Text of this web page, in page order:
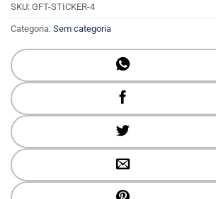
SKU: GFT-STICKER-4
Categoria: Sem categoria